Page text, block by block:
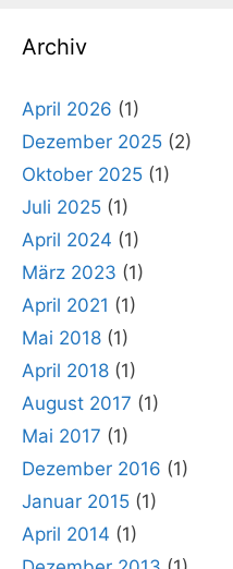
Archiv
April 2026 (1)
Dezember 2025 (2)
Oktober 2025 (1)
Juli 2025 (1)
April 2024 (1)
März 2023 (1)
April 2021 (1)
Mai 2018 (1)
April 2018 (1)
August 2017 (1)
Mai 2017 (1)
Dezember 2016 (1)
Januar 2015 (1)
April 2014 (1)